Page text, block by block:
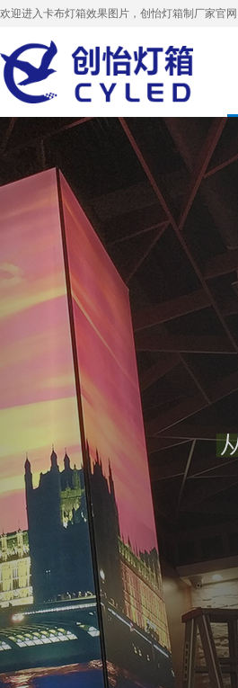
欢迎进入卡布灯箱效果图片，创怡灯箱制厂家官
卡布灯箱